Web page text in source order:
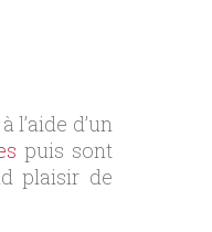
l’aide d’un
puis sont
plaisir de